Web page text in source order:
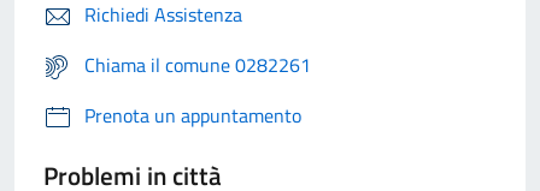
Richiedi Assistenza
Chiama il comune 0282261
Prenota un appuntamento
Problemi in città